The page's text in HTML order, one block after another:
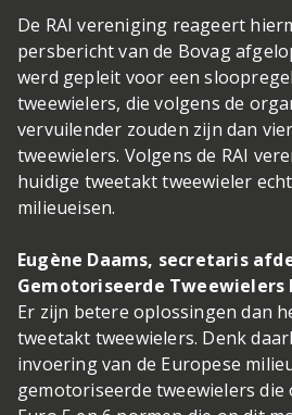
De RAI vereniging reageert
persbericht van de Bovag
werd gepleit voor een
tweewielers, die volgens de
vervuilender zouden zijn dan
tweewielers. Volgens de RAI
huidige tweetakt tweewieler
milieueisen.
Eugène Daams, secretaris
Gemotoriseerde Tweewielers
Er zijn betere oplossingen dan
tweetakt tweewielers. Denk
invoering van de Europese
gemotoriseerde tweewielers